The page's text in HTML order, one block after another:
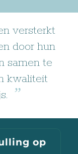
versterkt
door hun
samen te
kwaliteit
”
op